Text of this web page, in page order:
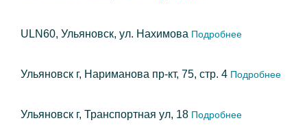
ULN60, Ульяновск, ул. Нахимова Подробнее
Ульяновск г, Нариманова пр-кт, 75, стр. 4 Подробнее
Ульяновск г, Транспортная ул, 18 Подробнее